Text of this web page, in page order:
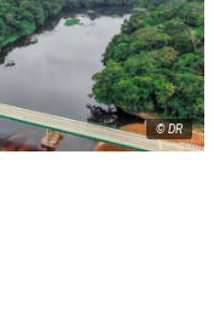
© DR